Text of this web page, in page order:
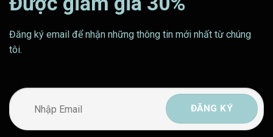
Đăng ký email để nhận những thông tin mới nhất từ chúng
tôi.